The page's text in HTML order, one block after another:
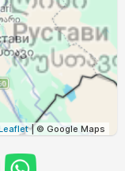
| © Google Maps